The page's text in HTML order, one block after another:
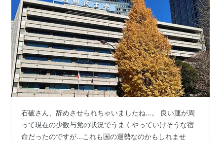
石破さん、辞めさせられちゃいましたね…。 良い運が周
って現在の少数与党の状況でうまくやっていけそうな宿
命だったのですが…これも国の運勢なのかもしれませ